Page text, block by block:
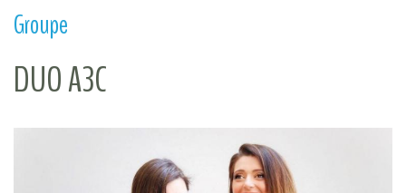
Vous êtes ici
Groupe
DUO A3C